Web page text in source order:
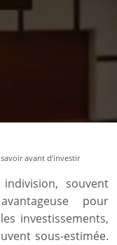
avant d’investir
souvent
pour
investissements,
sous-estimée.